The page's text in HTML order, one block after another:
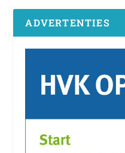
ADVERTENTIES